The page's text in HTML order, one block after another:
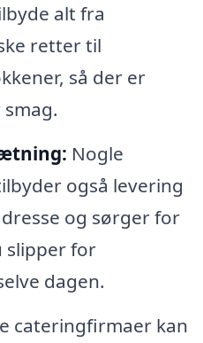
alt fra
retter til
så der er
Nogle
også levering
og sørger for
slipper for
dagen.
cateringfirmaer kan